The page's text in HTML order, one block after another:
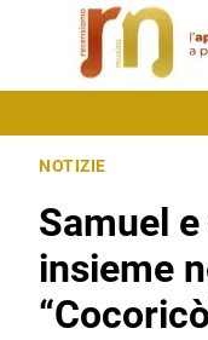
NOTIZIE
Samuel
insieme